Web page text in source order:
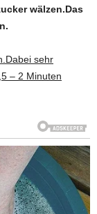
wälzen.Das
sehr
– 2 Minuten